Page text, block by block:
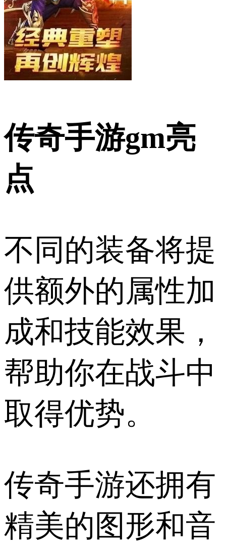
传奇手游gm亮
点
不同的装备将提
供额外的属性加
成和技能效果，
帮助你在战斗中
取得优势。
传奇手游还拥有
精美的图形和音